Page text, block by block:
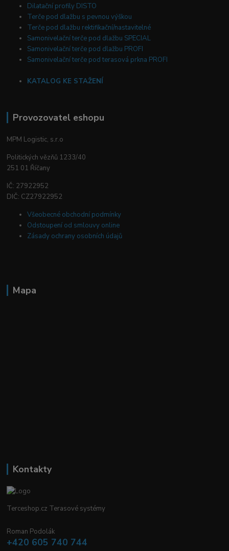
Dilatační profily DISTO
Terče pod dlažbu s pevnou výškou
Terče pod dlažbu rektifikační/nastavitelné
Samonivelační terče pod dlažbu SPECIAL
Samonivelační terče pod dlažbu PROFI
Samonivelační terče pod terasová prkna PROFI
KATALOG KE STAŽENÍ
Provozovatel eshopu
MPM Logistic, s.r.o
Politických vězňů 1233/40
251 01 Říčany
IČ: 27922952
DIČ: CZ27922952
Všeobecné obchodní podmínky
Odstoupení od smlouvy online
Zásady ochrany osobních údajů
Mapa
Kontakty
Terceshop.cz Terasové systémy
Roman Podolák
+420 605 740 744